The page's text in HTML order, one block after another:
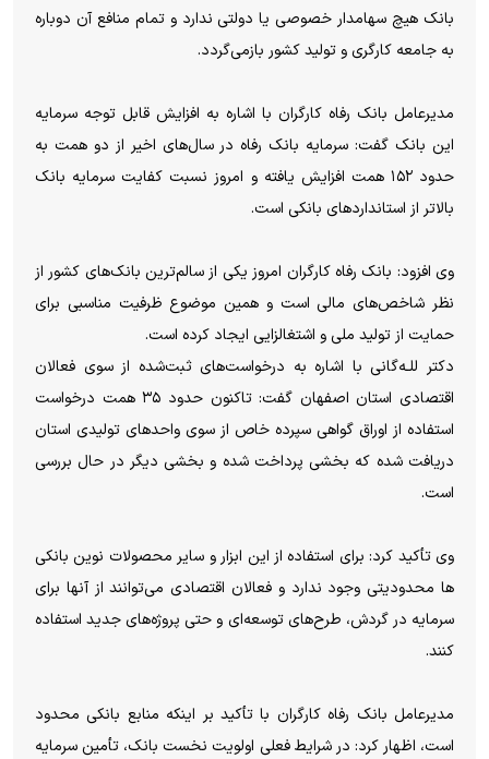
بانک هیچ سهامدار خصوصی یا دولتی ندارد و تمام منافع آن دوباره
به جامعه کارگری و تولید کشور بازمی‌گردد.
مدیرعامل بانک رفاه کارگران با اشاره به افزایش قابل توجه سرمایه
این بانک گفت: سرمایه بانک رفاه در سال‌های اخیر از دو همت به
حدود ۱۵۲ همت افزایش یافته و امروز نسبت کفایت سرمایه بانک
بالاتر از استانداردهای بانکی است.
وی افزود: بانک رفاه کارگران امروز یکی از سالم‌ترین بانک‌های کشور از
نظر شاخص‌های مالی است و همین موضوع ظرفیت مناسبی برای
حمایت از تولید ملی و اشتغالزایی ایجاد کرده است.
دکتر للـه‌گانی با اشاره به درخواست‌های ثبت‌شده از سوی فعالان
اقتصادی استان اصفهان گفت: تاکنون حدود ۳۵ همت درخواست
استفاده از اوراق گواهی سپرده خاص از سوی واحدهای تولیدی استان
دریافت شده که بخشی پرداخت شده و بخشی دیگر در حال بررسی
است.
وی تأکید کرد: برای استفاده از این ابزار و سایر محصولات نوین بانکی
ها محدودیتی وجود ندارد و فعالان اقتصادی می‌توانند از آنها برای
سرمایه در گردش، طرح‌های توسعه‌ای و حتی پروژه‌های جدید استفاده
کنند.
مدیرعامل بانک رفاه کارگران با تأکید بر اینکه منابع بانکی محدود
است، اظهار کرد: در شرایط فعلی اولویت نخست بانک، تأمین سرمایه